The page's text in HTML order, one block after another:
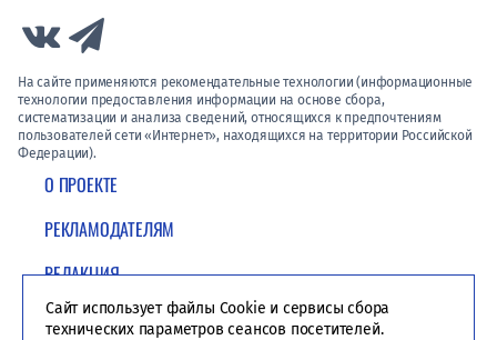
О ПРОЕКТЕ
РЕКЛАМОДАТЕЛЯМ
РЕДАКЦИЯ
ПОЛИТИКА КОНФИДЕНЦИАЛЬНОСТИ
Link to Vk
На сайте применяются рекомендательные технологии (информационные
технологии предоставления информации на основе сбора,
систематизации и анализа сведений, относящихся к предпочтениям
пользователей сети «Интернет», находящихся на территории Российской
Федерации).
Сайт использует файлы Cookie и сервисы сбора
технических параметров сеансов посетителей.